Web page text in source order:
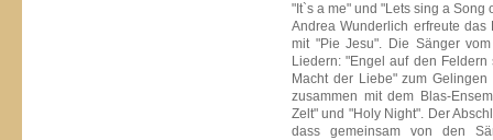
"It`s a me" und "Lets sing a Song
Andrea Wunderlich erfreute
mit "Pie Jesu". Die Sänger
Liedern: "Engel auf den
Macht der Liebe" zum
zusammen mit dem Blas-
Zelt" und "Holy Night". Der
dass gemeinsam von den